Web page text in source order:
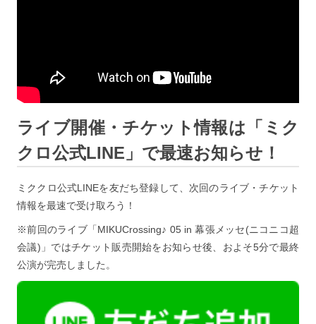
ライブ開催・チケット情報は「ミク
クロ公式LINE」で最速お知らせ！
ミククロ公式LINEを友だち登録して、次回のライブ・チケット
情報を最速で受け取ろう！
※前回のライブ「MIKUCrossing♪ 05 in 幕張メッセ(ニコニコ超
会議)」ではチケット販売開始をお知らせ後、およそ5分で最終
公演が完売しました。